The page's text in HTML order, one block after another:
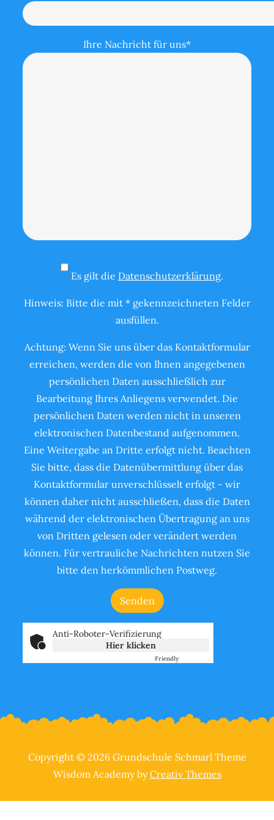
Ihre Nachricht für uns*
Es gilt die Datenschutzerklärung.
Hinweis: Bitte die mit * gekennzeichneten Felder
ausfüllen.
Achtung: Wenn Sie uns über das Kontaktformular
erreichen, werden die von Ihnen angegebenen
persönlichen Daten ausschließlich zur
Bearbeitung Ihres Anliegens verwendet. Die
persönlichen Daten werden nicht in unseren
elektronischen Datenbestand aufgenommen.
Eine Weitergabe an Dritte erfolgt nicht. Beachten
Sie bitte, dass die Datenübermittlung über das
Kontaktformular unverschlüsselt erfolgt - wir
können daher nicht ausschließen, dass die Daten
während der elektronischen Übertragung an uns
von Dritten gelesen oder verändert werden
können. Für vertrauliche Nachrichten nutzen Sie
bitte den herkömmlichen Postweg.
Anti-Roboter-Verifizierung
Hier klicken
Friendly
Copyright © 2026 Grundschule Schmarl Theme
Wisdom Academy byCreativ Themes